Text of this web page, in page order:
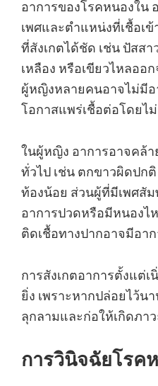
อาการของโรคหนองใน
เพศและตำแหน่งที่เชื้อเ
ที่สังเกตได้ชัด เช่น ปัสส
เหลือง หรือเขียวไหลอ
ผู้หญิงหลายคนอาจไม่มีอ
โอกาสแพร่เชื้อต่อโดยไ
ในผู้หญิง อาการอาจคล้า
ทั่วไป เช่น ตกขาวผิดปก
ท้องน้อย ส่วนผู้ที่มีเพศสั
อาการปวดหรือมีหนองไ
ติดเชื้อทางปากอาจมีอา
การสังเกตอาการตั้งแต่
ยิ่ง เพราะหากปล่อยไว้น
ลุกลามและก่อให้เกิดภา
การวินิจฉัยโรค